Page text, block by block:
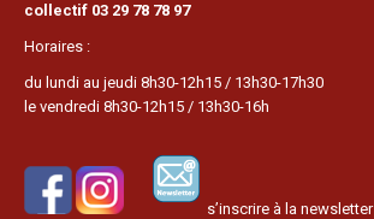
collectif 03 29 78 78 97
Horaires :
du lundi au jeudi 8h30-12h15 / 13h30-17h30
le vendredi 8h30-12h15 / 13h30-16h
s’inscrire à la newsletter